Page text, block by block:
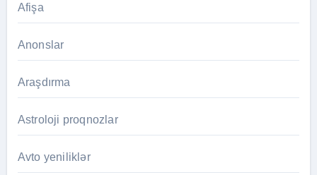
Afişa
Anonslar
Araşdırma
Astroloji proqnozlar
Avto yeniliklər